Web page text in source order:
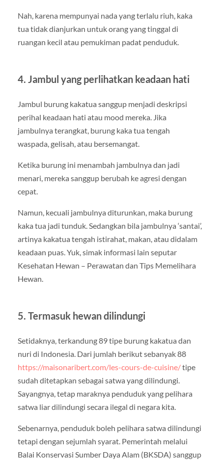
Nah, karena mempunyai nada yang terlalu riuh, kaka
tua tidak dianjurkan untuk orang yang tinggal di
ruangan kecil atau pemukiman padat penduduk.
4. Jambul yang perlihatkan keadaan hati
Jambul burung kakatua sanggup menjadi deskripsi
perihal keadaan hati atau mood mereka. Jika
jambulnya terangkat, burung kaka tua tengah
waspada, gelisah, atau bersemangat.
Ketika burung ini menambah jambulnya dan jadi
menari, mereka sanggup berubah ke agresi dengan
cepat.
Namun, kecuali jambulnya diturunkan, maka burung
kaka tua jadi tunduk. Sedangkan bila jambulnya ‘santai’,
artinya kakatua tengah istirahat, makan, atau didalam
keadaan puas. Yuk, simak informasi lain seputar
Kesehatan Hewan – Perawatan dan Tips Memelihara
Hewan.
5. Termasuk hewan dilindungi
Setidaknya, terkandung 89 tipe burung kakatua dan
nuri di Indonesia. Dari jumlah berikut sebanyak 88
https://maisonaribert.com/les-cours-de-cuisine/tipe
sudah ditetapkan sebagai satwa yang dilindungi.
Sayangnya, tetap maraknya penduduk yang pelihara
satwa liar dilindungi secara ilegal di negara kita.
Sebenarnya, penduduk boleh pelihara satwa dilindungi
tetapi dengan sejumlah syarat. Pemerintah melalui
Balai Konservasi Sumber Daya Alam (BKSDA) sanggup